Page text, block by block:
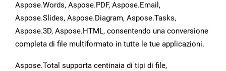
Aspose.Words, Aspose.PDF, Aspose.Email,
Aspose.Slides, Aspose.Diagram, Aspose.Tasks,
Aspose.3D, Aspose.HTML, consentendo una conversione
completa di file multiformato in tutte le tue applicazioni.
Aspose.Total supporta centinaia di tipi di file,